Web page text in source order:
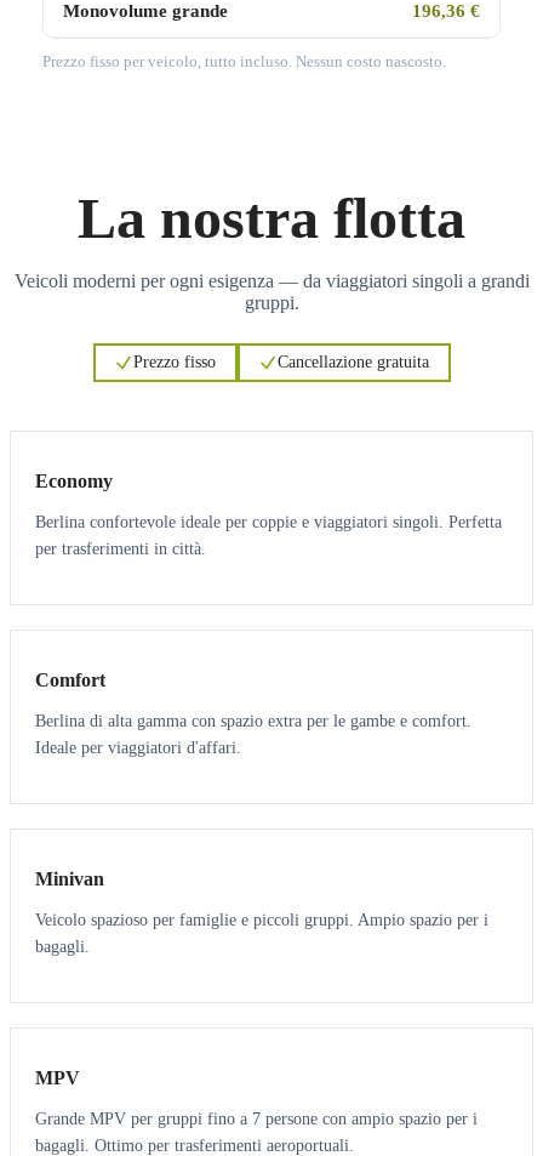
Monovolume grande 196,36 €
Prezzo fisso per veicolo, tutto incluso. Nessun costo nascosto.
La nostra flotta
Veicoli moderni per ogni esigenza — da viaggiatori singoli a grandi
gruppi.
Prezzo fisso Cancellazione gratuita
Economy
Berlina confortevole ideale per coppie e viaggiatori singoli. Perfetta
per trasferimenti in città.
3 3
Comfort
Berlina di alta gamma con spazio extra per le gambe e comfort.
Ideale per viaggiatori d'affari.
6 5
Minivan
Veicolo spazioso per famiglie e piccoli gruppi. Ampio spazio per i
bagagli.
7 7
MPV
Grande MPV per gruppi fino a 7 persone con ampio spazio per i
bagagli. Ottimo per trasferimenti aeroportuali.